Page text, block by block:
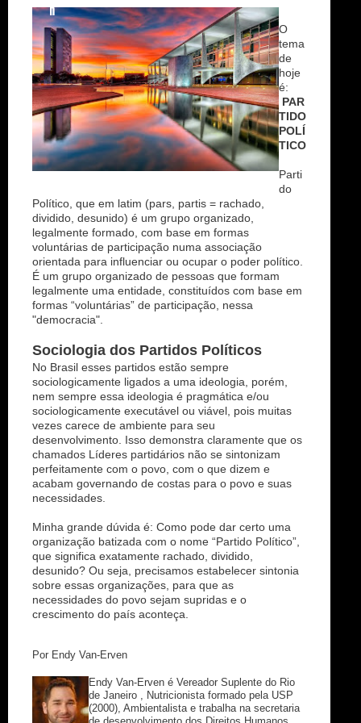
n
O
tema
de
hoje
é:
PAR
TIDO
POLÍ
TICO
Parti
do
Político, que em latim (pars, partis = rachado,
dividido, desunido) é um grupo organizado,
legalmente formado, com base em formas
voluntárias de participação numa associação
orientada para influenciar ou ocupar o poder político.
É um grupo organizado de pessoas que formam
legalmente uma entidade, constituídos com base em
formas “voluntárias” de participação, nessa
"democracia".
Sociologia dos Partidos Políticos
No Brasil esses partidos estão sempre
sociologicamente ligados a uma ideologia, porém,
nem sempre essa ideologia é pragmática e/ou
sociologicamente executável ou viável, pois muitas
vezes carece de ambiente para seu
desenvolvimento. Isso demonstra claramente que os
chamados Líderes partidários não se sintonizam
perfeitamente com o povo, com o que dizem e
acabam governando de costas para o povo e suas
necessidades.
Minha grande dúvida é: Como pode dar certo uma
organização batizada com o nome “Partido Político”,
que significa exatamente rachado, dividido,
desunido? Ou seja, precisamos estabelecer sintonia
sobre essas organizações, para que as
necessidades do povo sejam supridas e o
crescimento do país aconteça.
Por Endy Van-Erven
Endy Van-Erven é Vereador Suplente do Rio
de Janeiro , Nutricionista formado pela USP
(2000), Ambientalista e trabalha na secretaria